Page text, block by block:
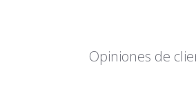
Opiniones de